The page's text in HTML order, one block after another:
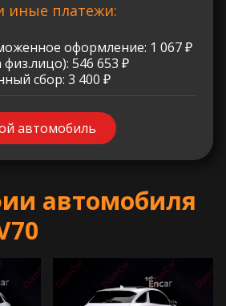
иные платежи:
оформление: 1 067 ₽
546 653 ₽
сбор: 3 400 ₽
автомобиль
автомобиля